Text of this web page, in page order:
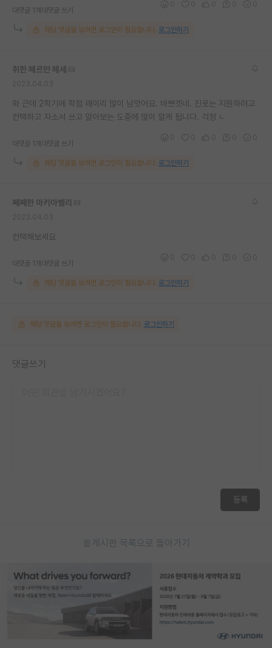
대댓글 1개 대댓글 쓰기
해당 댓글을 보려면 로그인이 필요합니다. 로그인하기
취한 헤르만 헤세
와 근데 2학기에 학점 왜이리 많이 남앗어요. 바쁘겟네. 진로는 지원하려고
컨택하고 자소서 쓰고 알아보는 도중에 많이 알게 됩니다. 걱정 ㄴ
대댓글 1개 대댓글 쓰기
해당 댓글을 보려면 로그인이 필요합니다. 로그인하기
쩨쩨한 마키아벨리
컨택해보세요
대댓글 1개 대댓글 쓰기
해당 댓글을 보려면 로그인이 필요합니다. 로그인하기
해당 댓글을 보려면 로그인이 필요합니다. 로그인하기
댓글쓰기
등록
게시판 목록으로 돌아가기